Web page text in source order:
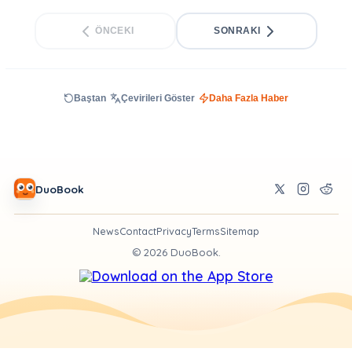
ÖNCEKI SONRAKI
Baştan Çevirileri Göster Daha Fazla Haber
DuoBook
NewsContactPrivacyTermsSitemap
© 2026DuoBook.